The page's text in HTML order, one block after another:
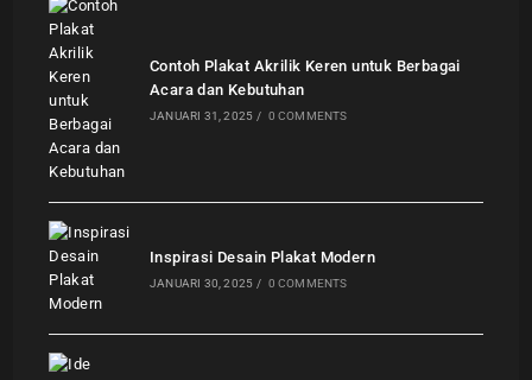
Contoh Plakat Akrilik Keren untuk Berbagai
Acara dan Kebutuhan
JANUARI 31, 2025 / 0 COMMENTS
Inspirasi Desain Plakat Modern
JANUARI 30, 2025 / 0 COMMENTS